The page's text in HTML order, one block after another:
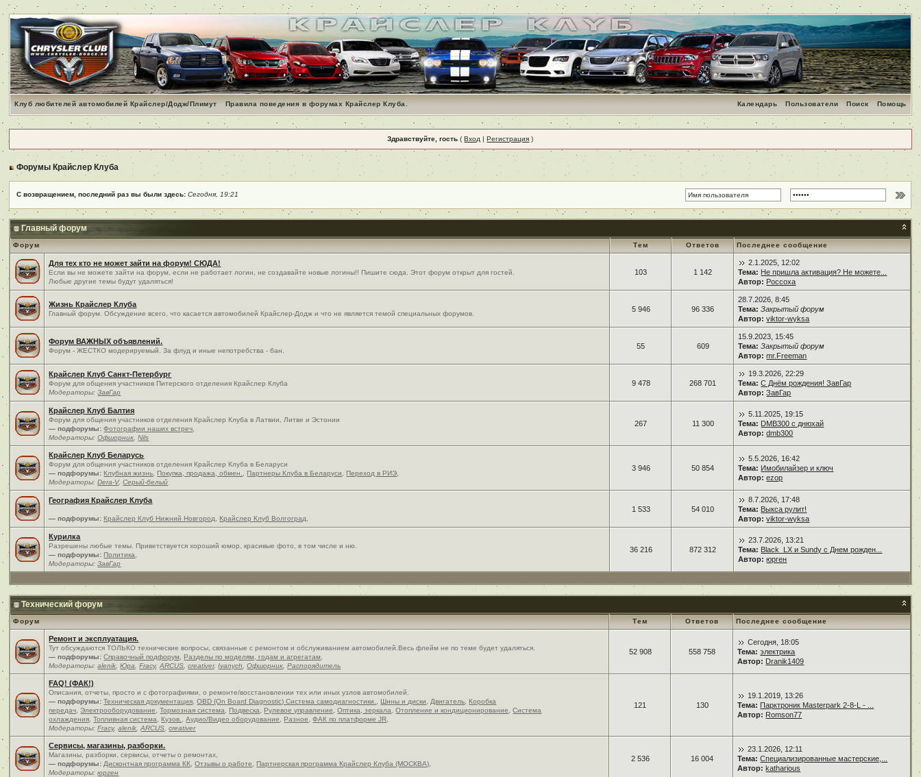
Клуб любителей автомобилей Крайслер/Додж/Плимут Правила поведения в форумах Крайслер Клуба. Помощь
Поиск
Пользователи
Календарь
Здравствуйте, гость (Вход |Регистрация )
Форумы Крайслер Клуба
С возвращением, последний раз вы были здесь:Сегодня, 19:21
Главный форум
Форум Тем Ответов Последнее сообщение
Для тех кто не может зайти на форум! СЮДА!
Если вы не можете зайти на форум, если не работает логин, не создавайте новые логины!! Пишите сюда. Этот форум открыт для гостей.
Любые другие темы будут удаляться!
103 1 142
2.1.2025, 12:02
Тема: Не пришла активация? Не можете...
Автор: Россоха
Жизнь Крайслер Клуба
Главный форум. Обсуждение всего, что касается автомобилей Крайслер-Додж и что не является темой специальных форумов.
5 946 96 336
28.7.2026, 8:45
Тема: Закрытый форум
Автор: viktor-wyksa
Форум ВАЖНЫХ объявлений.
Форум - ЖЕСТКО модерируемый. За флуд и иные непотребства - бан.
55 609
15.9.2023, 15:45
Тема: Закрытый форум
Автор: mr.Freeman
Крайслер Клуб Санкт-Петербург
Форум для общения участников Питерского отделения Крайслер Клуба
Модераторы:ЗавГар
9 478 268 701
19.3.2026, 22:29
Тема: С Днём рождения! ЗавГар
Автор: ЗавГар
Крайслер Клуб Балтия
Форум для общения участников отделения Крайслер Клуба в Латвии, Литве и Эстонии
— подфорумы: Фотографии наших встреч
Модераторы:Офшорник ,Nils
267 11 300
5.11.2025, 19:15
Тема: DMB300 с днюхай
Автор: dmb300
Крайслер Клуб Беларусь
Форум для общения участников отделения Крайслер Клуба в Беларуси
— подфорумы: Клубная жизнь Покупка, продажа, обмен. Партнеры Клуба в Беларуси Переход в РИЭ
Модераторы:Dera-V,Серый-белый
3 946 50 854
5.5.2026, 16:42
Тема: Имобилайзер и ключ
Автор: ezop
География Крайслер Клуба
— подфорумы: Крайслер Клуб Нижний Новгород Крайслер Клуб Волгоград
1 533 54 010
8.7.2026, 17:48
Тема: Выкса рулит!
Автор: viktor-wyksa
Курилка
Разрешены любые темы. Приветствуется хороший юмор, красивые фото, в том числе и ню.
— подфорумы: Политика
Модераторы:ЗавГар
36 216 872 312
23.7.2026, 13:21
Тема: Black_LX и Sundy с Днем рожден...
Автор: юрген
Технический форум
Форум Тем Ответов Последнее сообщение
Ремонт и эксплуатация.
Тут обсуждаются ТОЛЬКО технические вопросы, связанные с ремонтом и обслуживанием автомобилей.Весь флейм не по теме будет удаляться.
— подфорумы: Справочный подфорум Разделы по моделям, годам и агрегатам
Модераторы:alenik ,Юра ,Fracy,ARCUS ,creativer,Ivanych ,Офшорник ,Распорядитель
52 908 558 758
Сегодня, 18:05
Тема: электрика
Автор: Dranik1409
FAQ! (ФАК!)
Описания, отчеты, просто и c фотографиями, о ремонте/восстановлении тех или иных узлов автомобилей.
— подфорумы: Техническая документация ,OBD (On Board Diagnostic) Система самодиагностики. Шины и диски Двигатель
Коробка
передач ,Электрооборудование ,Тормозная система Подвеска Рулевое управление ,Оптика, зеркала ,Отопление и кондиционирование ,Система
охлаждения ,Топливная система Кузов. ,Аудио/Видео оборудование Разное ,ФАК по платформе JR
Модераторы:Fracy,alenik ,ARCUS ,creativer
121 130
19.1.2019, 13:26
Тема: Парктроник Masterpark 2-8-L - ...
Автор: Romson77
Сервисы, магазины, разборки.
Магазины, разборки, сервисы, отчеты о ремонтах,
— подфорумы: Дисконтная программа КК ,Отзывы о работе Партнерская программа Крайслер Клуба (МОСКВА)
Модераторы:юрген
2 536 16 004
23.1.2026, 12:11
Тема: Специализированные мастерские,...
Автор: katharious